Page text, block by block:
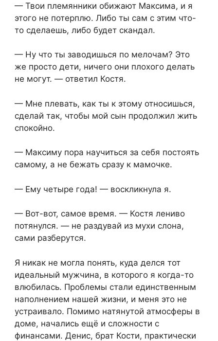
— Твои племянники обижают Максима, и я
этого не потерплю. Либо ты сам с этим что-
то сделаешь, либо будет скандал.
— Ну что ты заводишься по мелочам? Это
же просто дети, ничего они плохого делать
не могут. — ответил Костя.
— Мне плевать, как ты к этому относишься,
сделай так, чтобы мой сын продолжил жить
спокойно.
— Максиму пора научиться за себя постоять
самому, а не бежать сразу к мамочке.
— Ему четыре года! — воскликнула я.
— Вот-вот, самое время. — Костя лениво
потянулся. — не раздувай из мухи слона,
сами разберутся.
Я никак не могла понять, куда делся тот
идеальный мужчина, в которого я когда-то
влюбилась. Проблемы стали единственным
наполнением нашей жизни, и меня это не
устраивало. Помимо натянутой атмосферы в
доме, начались ещё и сложности с
финансами. Денис, брат Кости, практически